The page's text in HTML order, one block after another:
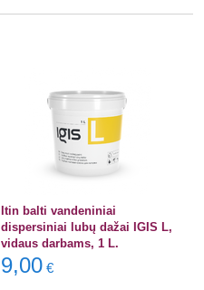
Itin balti vandeniniai
dispersiniai lubų dažai IGIS L,
vidaus darbams, 1 L.
9,00 €